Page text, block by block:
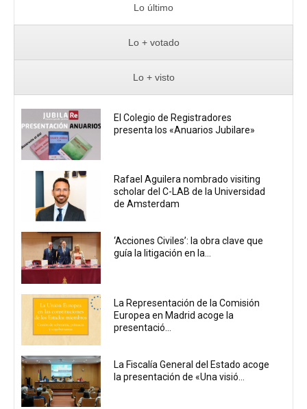
Lo último
Lo + votado
Lo + visto
El Colegio de Registradores
presenta los «Anuarios Jubilare»
Rafael Aguilera nombrado visiting
scholar del C-LAB de la Universidad
de Amsterdam
‘Acciones Civiles’: la obra clave que
guía la litigación en la...
La Representación de la Comisión
Europea en Madrid acoge la
presentació...
La Fiscalía General del Estado acoge
la presentación de «Una visió...